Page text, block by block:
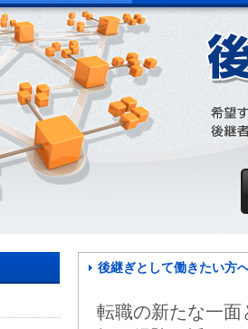
後継ぎとして働きたい方
転職の新たな一